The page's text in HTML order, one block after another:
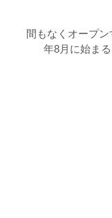
間もなくオープ
年8月に始ま